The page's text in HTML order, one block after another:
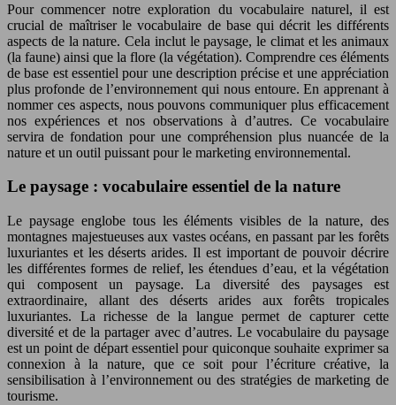
Pour commencer notre exploration du vocabulaire naturel, il est
crucial de maîtriser le vocabulaire de base qui décrit les différents
aspects de la nature. Cela inclut le paysage, le climat et les animaux
(la faune) ainsi que la flore (la végétation). Comprendre ces éléments
de base est essentiel pour une description précise et une appréciation
plus profonde de l’environnement qui nous entoure. En apprenant à
nommer ces aspects, nous pouvons communiquer plus efficacement
nos expériences et nos observations à d’autres. Ce vocabulaire
servira de fondation pour une compréhension plus nuancée de la
nature et un outil puissant pour le marketing environnemental.
Le paysage : vocabulaire essentiel de la nature
Le paysage englobe tous les éléments visibles de la nature, des
montagnes majestueuses aux vastes océans, en passant par les forêts
luxuriantes et les déserts arides. Il est important de pouvoir décrire
les différentes formes de relief, les étendues d’eau, et la végétation
qui composent un paysage. La diversité des paysages est
extraordinaire, allant des déserts arides aux forêts tropicales
luxuriantes. La richesse de la langue permet de capturer cette
diversité et de la partager avec d’autres. Le vocabulaire du paysage
est un point de départ essentiel pour quiconque souhaite exprimer sa
connexion à la nature, que ce soit pour l’écriture créative, la
sensibilisation à l’environnement ou des stratégies de marketing de
tourisme.